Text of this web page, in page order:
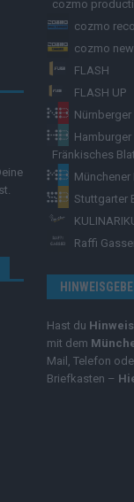
cozmo
cozmo
cozmo
FLASH
FLASH UP
Nürnberger
Hamburger
Fränkisches
Münchener
Stuttgarter
Raffi
Hast du
mit dem
Mail, Telefon
Briefkasten –